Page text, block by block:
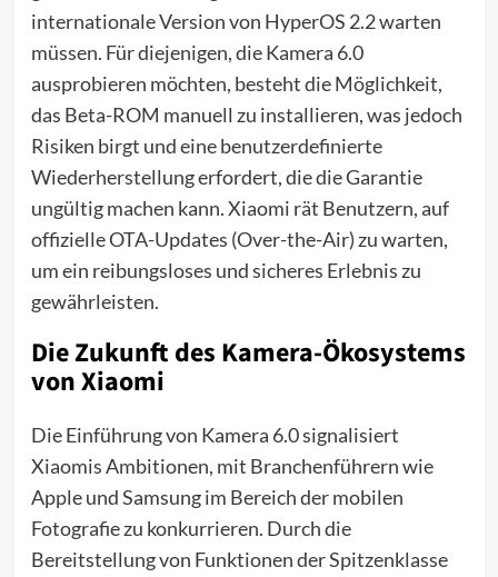
internationale Version von HyperOS 2.2 warten
müssen. Für diejenigen, die Kamera 6.0
ausprobieren möchten, besteht die Möglichkeit,
das Beta-ROM manuell zu installieren, was jedoch
Risiken birgt und eine benutzerdefinierte
Wiederherstellung erfordert, die die Garantie
ungültig machen kann. Xiaomi rät Benutzern, auf
offizielle OTA-Updates (Over-the-Air) zu warten,
um ein reibungsloses und sicheres Erlebnis zu
gewährleisten.
Die Zukunft des Kamera-Ökosystems
von Xiaomi
Die Einführung von Kamera 6.0 signalisiert
Xiaomis Ambitionen, mit Branchenführern wie
Apple und Samsung im Bereich der mobilen
Fotografie zu konkurrieren. Durch die
Bereitstellung von Funktionen der Spitzenklasse